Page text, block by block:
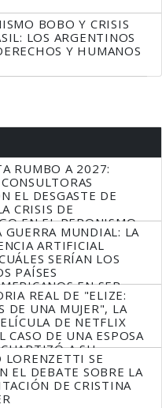
BOBO Y CRISIS
LOS ARGENTINOS
Y HUMANOS
RUMBO A 2027:
EL DESGASTE DE
CRISIS DE
EN EL PERONISMO
GUERRA MUNDIAL: LA
ARTIFICIAL
SERÍAN LOS
PAÍSES
EN SER
REAL DE "ELIZE:
DE UNA MUJER", LA
DE NETFLIX
CASO DE UNA ESPOSA
A SU
LORENZETTI SE
EL DEBATE SOBRE LA
DE CRISTINA